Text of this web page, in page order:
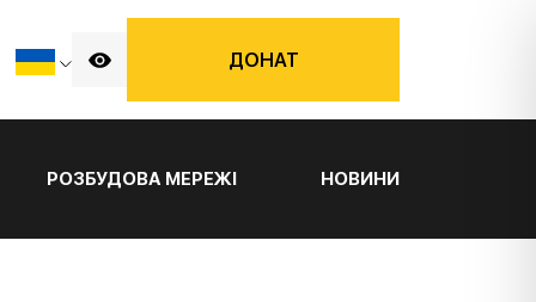
ДОНАТ
РОЗБУДОВА МЕРЕЖІ НОВИНИ